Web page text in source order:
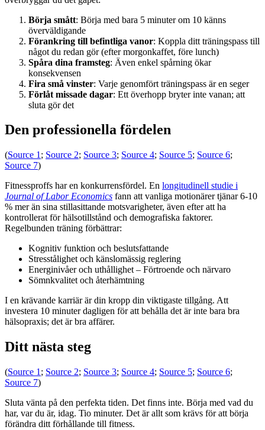
Börja smått: Börja med bara 5 minuter om 10 känns
överväldigande
Förankring till befintliga vanor: Koppla ditt träningspass till
något du redan gör (efter morgonkaffet, före lunch)
Spåra dina framsteg: Även enkel spårning ökar
konsekvensen
Fira små vinster: Varje genomfört träningspass är en seger
Förlåt missade dagar: Ett överhopp bryter inte vanan; att
sluta gör det
Den professionella fördelen
(Source 1 ; Source 2; Source 3; Source 4; Source 5; Source 6;
Source 7)
Fitnessproffs har en konkurrensfördel. En longitudinell studie i
Journal of Labor Economics fann att vanliga motionärer tjänar 6-10
% mer än sina stillasittande motsvarigheter, även efter att ha
kontrollerat för hälsotillstånd och demografiska faktorer.
Regelbunden träning förbättrar:
Kognitiv funktion och beslutsfattande
Stresstålighet och känslomässig reglering
Energinivåer och uthållighet – Förtroende och närvaro
Sömnkvalitet och återhämtning
I en krävande karriär är din kropp din viktigaste tillgång. Att
investera 10 minuter dagligen för att behålla det är inte bara bra
hälsopraxis; det är bra affärer.
Ditt nästa steg
(Source 1 ; Source 2; Source 3; Source 4; Source 5; Source 6;
Source 7)
Sluta vänta på den perfekta tiden. Det finns inte. Börja med vad du
har, var du är, idag. Tio minuter. Det är allt som krävs för att börja
förändra ditt förhållande till fitness.